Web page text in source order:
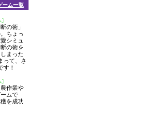
ーム一覧
]
の術」
ちょっ
シミュ
の術を
まった
って、さ
す！
]
作業や
ムで
を成功